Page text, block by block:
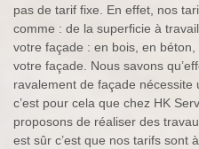
pas de tarif fixe. En effet, nos
comme : de la superficie à
votre façade : en bois, en
votre façade. Nous savons
ravalement de façade
c’est pour cela que chez HK
proposons de réaliser des
est sûr c’est que nos tarifs sont